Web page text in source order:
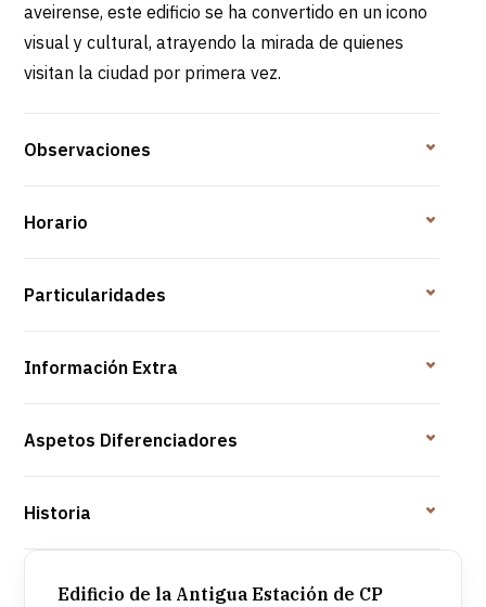
aveirense, este edificio se ha convertido en un icono
visual y cultural, atrayendo la mirada de quienes
visitan la ciudad por primera vez.
Observaciones
Horario
Particularidades
Información Extra
Aspetos Diferenciadores
Historia
Edificio de la Antigua Estación de CP